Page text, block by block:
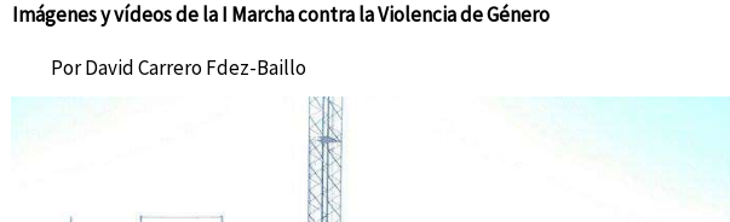
Imágenes y vídeos de la I Marcha contra la Violencia de Género
PorDavid Carrero Fdez-Baillo